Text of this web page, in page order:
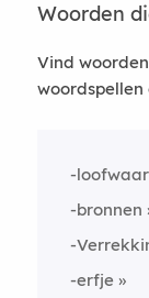
Woorden
Vind
-
-bronnen
-
-erfje